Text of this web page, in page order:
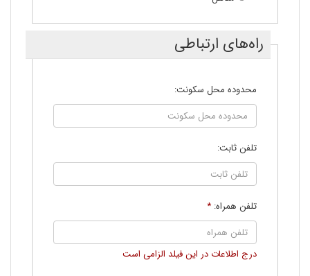
راه‌های ارتباطی
محدوده محل سکونت:
تلفن ثابت:
تلفن همراه: *
درج اطلاعات در اين فيلد الزامی است